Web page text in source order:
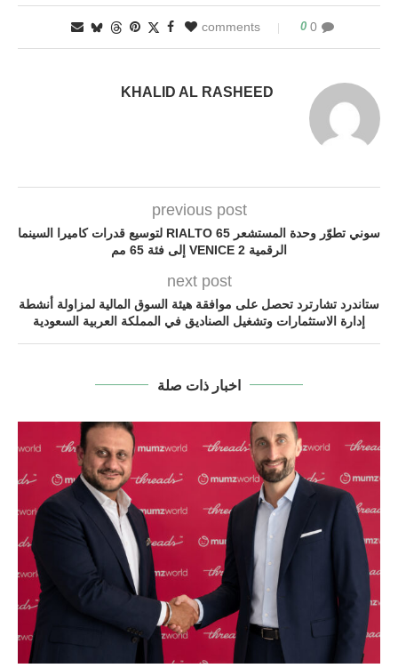
0 comments
0
KHALID AL RASHEED
previous post
سوني تطوّر وحدة المستشعر RIALTO 65 لتوسيع قدرات كاميرا السينما
الرقمية VENICE 2 إلى فئة 65 مم
next post
ستاندرد تشارترد تحصل على موافقة هيئة السوق المالية لمزاولة أنشطة
إدارة الاستثمارات وتشغيل الصناديق في المملكة العربية السعودية
اخبار ذات صلة